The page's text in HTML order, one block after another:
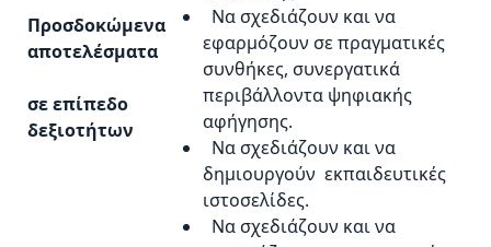
Προσδοκώμενα
αποτελέσματα
σε επίπεδο
δεξιοτήτων
Να σχεδιάζουν και να
εφαρμόζουν σε πραγματικές
συνθήκες, συνεργατικά
περιβάλλοντα ψηφιακής
αφήγησης.
Να σχεδιάζουν και να
δημιουργούν εκπαιδευτικές
ιστοσελίδες.
Να σχεδιάζουν και να